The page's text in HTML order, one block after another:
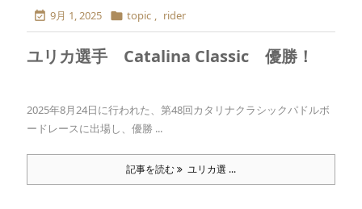
 9月 1, 2025  topic , rider
ユリカ選手 Catalina Classic 優勝！
2025年8月24日に行われた、第48回カタリナクラシックパドルボ
ードレースに出場し、優勝 ...
記事を読む ユリカ選 ...